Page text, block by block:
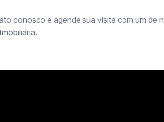
conosco e agende sua visita com um de